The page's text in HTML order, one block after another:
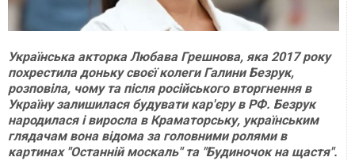
Українська акторка Любава Грешнова, яка 2017 року
похрестила доньку своєї колеги Галини Безрук,
розповіла, чому та після російського вторгнення в
Україну залишилася будувати кар'єру в РФ. Безрук
народилася і виросла в Краматорську, українським
глядачам вона відома за головними ролями в
картинах "Останній москаль" та "Будиночок на щастя".